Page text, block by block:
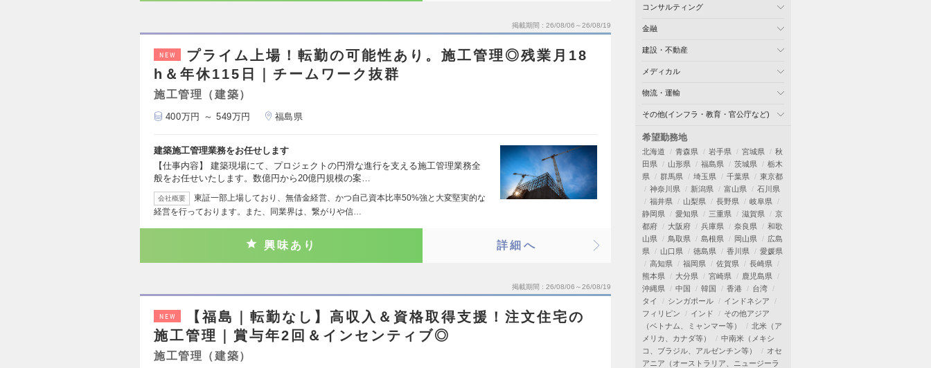
掲載期間 26/08/06～26/08/19
NEW
プライム上場！転勤の可能性あり。施工管理◎残業月18
h＆年休115日｜チームワーク抜群
施工管理（建築）
400万円 ～ 549万円 福島県
建築施工管理業務をお任せします
【仕事内容】 建築現場にて、プロジェクトの円滑な進行を支える施工管理業務全
般をお任せいたします。数億円から20億円規模の案…
会社概要
東証一部上場しており、無借金経営、かつ自己資本比率50%強と大変堅実的な
経営を行っております。また、同業界は、繋がりや信…
興味あり 詳細へ
掲載期間 26/08/06～26/08/19
NEW
【福島｜転勤なし】高収入＆資格取得支援！注文住宅の
施工管理｜賞与年2回＆インセンティブ◎
施工管理（建築）
コンサルティング
金融
建設・不動産
メディカル
物流・運輸
その他(インフラ・教育・官公庁など)
希望勤務地
北海道 青森県 岩手県 宮城県
秋
田県
山形県 福島県 茨城県
栃木
県
群馬県 埼玉県 千葉県
東京都
神奈川県
新潟県 富山県
石川県
福井県
山梨県 長野県
岐阜県
静岡県
愛知県 三重県 滋賀県
京
都府
大阪府 兵庫県 奈良県
和歌
山県
鳥取県 島根県 岡山県
広島
県
山口県 徳島県 香川県
愛媛県
高知県
福岡県 佐賀県
長崎県
熊本県
大分県 宮崎県
鹿児島県
沖縄県
中国 韓国 香港
台湾
タイ
シンガポール
インドネシア
フィリピン
インド
その他アジア
（ベトナム、ミャンマー等）
北米（ア
メリカ、カナダ等）
中南米（メキシ
コ、ブラジル、アルゼンチン等）
オセ
アニア（オーストラリア、ニュージーラ